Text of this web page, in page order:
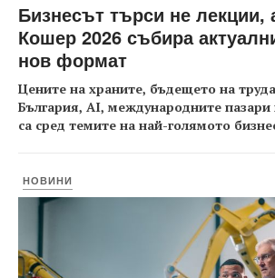
Бизнесът търси не лекции,
Кошер 2026 събира
нов формат
Цените на храните, бъдещето на
България, AI, международните
са сред темите на най-голямото
НОВИНИ